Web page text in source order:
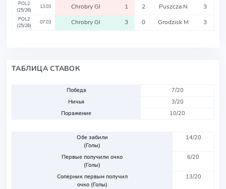
POL2
(25/26)
13.03 Chrobry Gl 1 2 Puszcza N 3
POL2
(25/26)
07.03 Chrobry Gl 3 0 Grodzisk M 3
ТАБЛИЦА СТАВОК
Победа
7/20
Ничья
3/20
Поражение
10/20
Обе забили
(Голы)
14/20
Первые получили очко
(Голы)
6/20
Соперник первым получил
очко (Голы)
13/20